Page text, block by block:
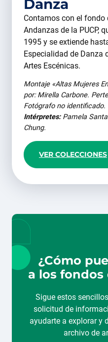
Danza
Contamos con el fondo
Andanzas de la PUCP,
1995 y se extiende
Especialidad de Danza
Artes Escénicas.
Montaje «Altas Mujeres
por: Mirella Carbone.
Fotógrafo no identificado.
Intérpretes:Pamela
Chung.
VER COLECCIONES
¿Cómo
a los fondos
Sigue estos
solicitud de
ayudarte a explorar y
archivo de